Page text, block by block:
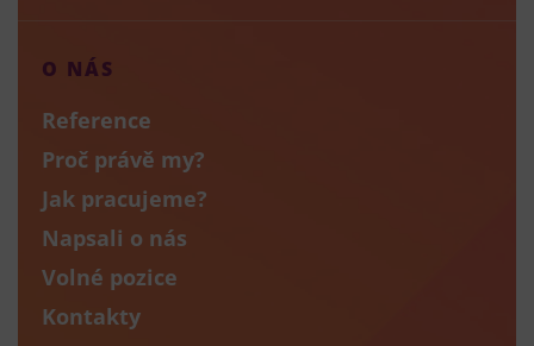
O NÁS
Reference
Proč právě my?
Jak pracujeme?
Napsali o nás
Volné pozice
Kontakty